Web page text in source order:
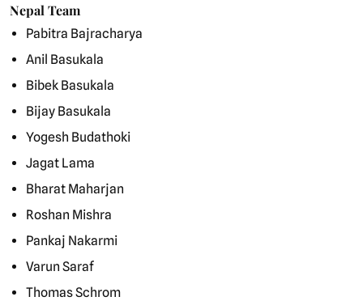
Nepal Team
Pabitra Bajracharya
Anil Basukala
Bibek Basukala
Bijay Basukala
Yogesh Budathoki
Jagat Lama
Bharat Maharjan
Roshan Mishra
Pankaj Nakarmi
Varun Saraf
Thomas Schrom